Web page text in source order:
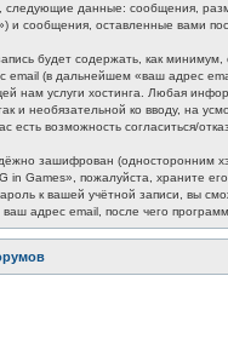
следующие данные: сообщения,
и сообщения, оставленные вами
будет содержать, как
email (в дальнейшем «ваш адрес
нам услуги хостинга. Любая
и необязательной ко вводу, на
есть возможность согласиться/
зашифрован (односторонним
in Games», пожалуйста, храните
к вашей учётной записи, вы
ваш адрес email, после чего